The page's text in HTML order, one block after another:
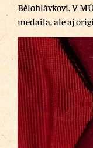
Bělohlávkovi. V
medaila, ale aj